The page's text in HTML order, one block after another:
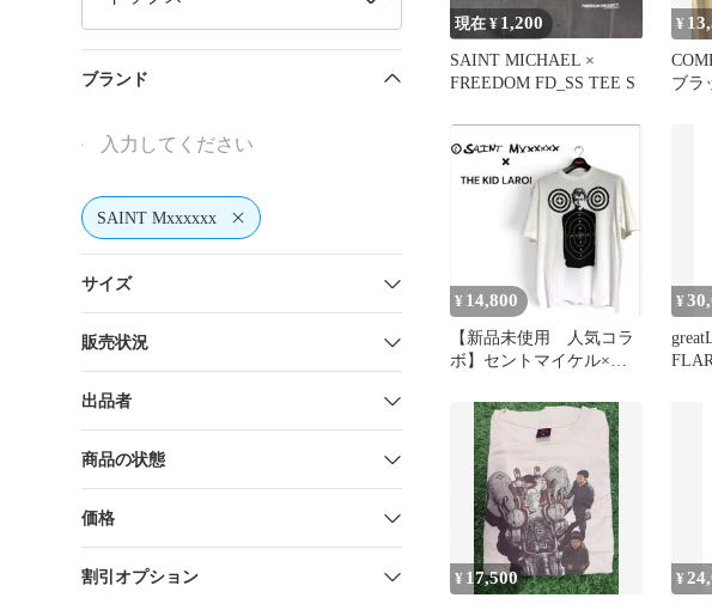
ブランド
SAINT Mxxxxxx
サイズ
販売状況
出品者
商品の状態
価格
割引オプション
現在 ¥ 1,200
SAINT MICHAEL ×
FREEDOM FD_SS TEE S
¥
ブラ
¥ 14,800
【新品未使用 人気コラ
ボ】セントマイケル×
ボ Tシャツ
¥
¥ 17,500 ¥